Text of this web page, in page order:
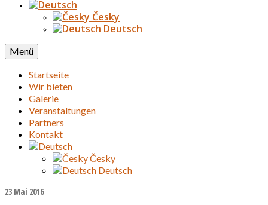
Česky
Deutsch
Menü
Startseite
Wir bieten
Galerie
Veranstaltungen
Partners
Kontakt
Česky
Deutsch
23 Mai 2016